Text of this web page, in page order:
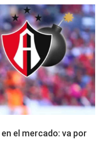
el mercado: va por